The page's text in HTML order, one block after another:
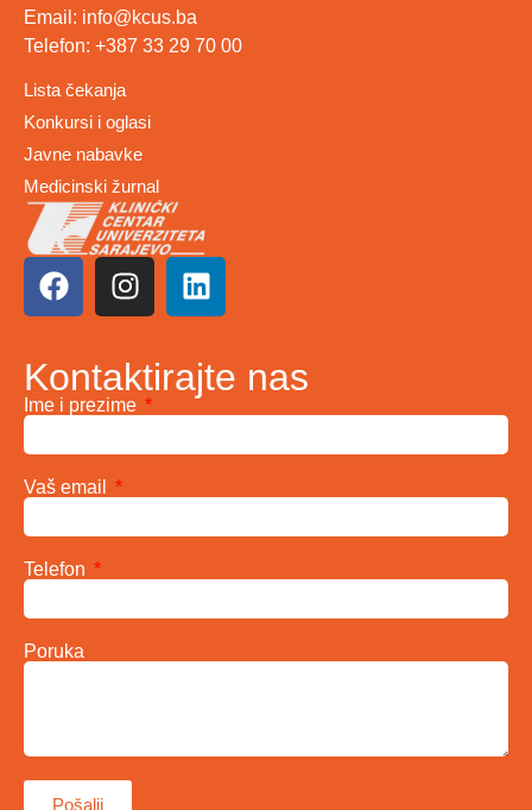
Email: info@kcus.ba
Telefon: +387 33 29 70 00
Lista čekanja
Konkursi i oglasi
Javne nabavke
Medicinski žurnal
Kontaktirajte nas
Ime i prezime
Vaš email
Telefon
Poruka
Pošalji